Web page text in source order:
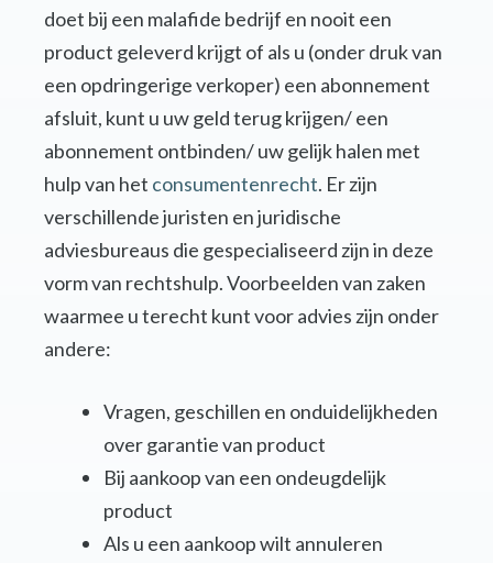
doet bij een malafide bedrijf en nooit een
product geleverd krijgt of als u (onder druk van
een opdringerige verkoper) een abonnement
afsluit, kunt u uw geld terug krijgen/ een
abonnement ontbinden/ uw gelijk halen met
hulp van het consumentenrecht. Er zijn
verschillende juristen en juridische
adviesbureaus die gespecialiseerd zijn in deze
vorm van rechtshulp. Voorbeelden van zaken
waarmee u terecht kunt voor advies zijn onder
andere:
Vragen, geschillen en onduidelijkheden
over garantie van product
Bij aankoop van een ondeugdelijk
product
Als u een aankoop wilt annuleren